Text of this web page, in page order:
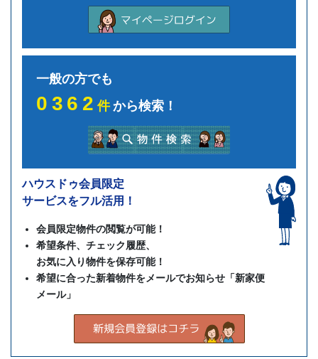
一般の方でも
0362件から検索！
ハウスドゥ会員限定
サービスをフル活用！
会員限定物件の閲覧が可能！
希望条件、チェック履歴、
お気に入り物件を保存可能！
希望に合った新着物件をメールでお知らせ「新家便
メール」